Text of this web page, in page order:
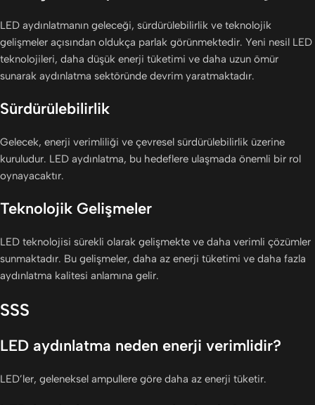
LED aydınlatmanın geleceği, sürdürülebilirlik ve teknolojik
gelişmeler açısından oldukça parlak görünmektedir. Yeni nesil LED
teknolojileri, daha düşük enerji tüketimi ve daha uzun ömür
sunarak aydınlatma sektöründe devrim yaratmaktadır.
Sürdürülebilirlik
Gelecek, enerji verimliliği ve çevresel sürdürülebilirlik üzerine
kuruludur. LED aydınlatma, bu hedeflere ulaşmada önemli bir rol
oynayacaktır.
Teknolojik Gelişmeler
LED teknolojisi sürekli olarak gelişmekte ve daha verimli çözümler
sunmaktadır. Bu gelişmeler, daha az enerji tüketimi ve daha fazla
aydınlatma kalitesi anlamına gelir.
SSS
LED aydınlatma neden enerji verimlidir?
LED’ler, geleneksel ampullere göre daha az enerji tüketir.